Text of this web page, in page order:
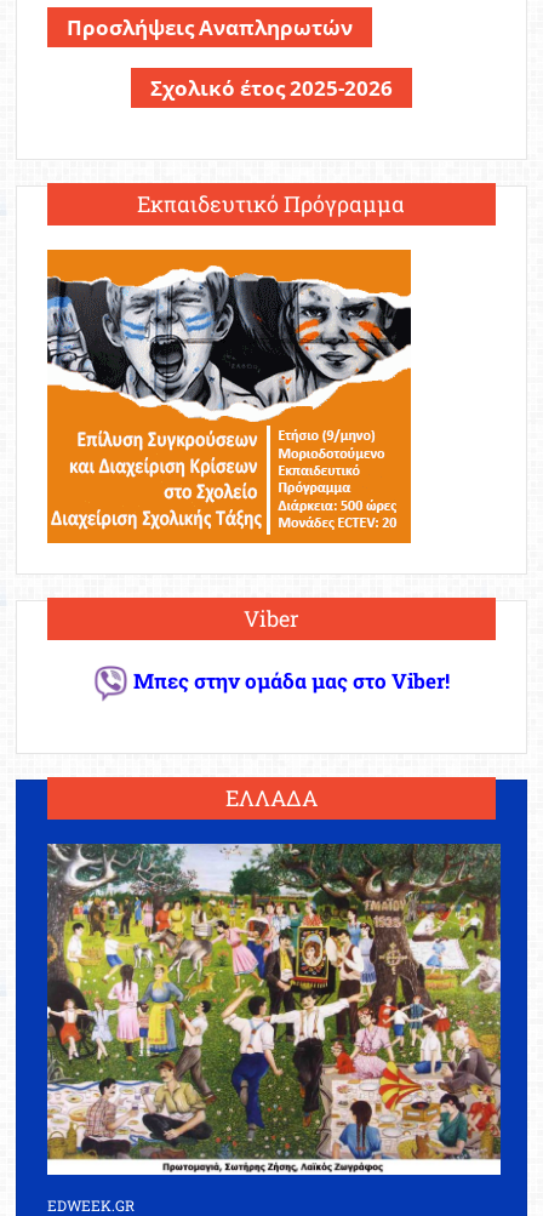
Προσλήψεις Αναπληρωτών
Σχολικό έτος 2025-2026
Εκπαιδευτικό Πρόγραμμα
Viber
Μπες στην ομάδα μας στο Viber!
ΕΛΛΑΔΑ
EDWEEK.GR